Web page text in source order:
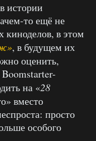
истории
то ещё не
киноделов, в этом
, в будущем их
оценить,
на «28
вместо
просто
особого